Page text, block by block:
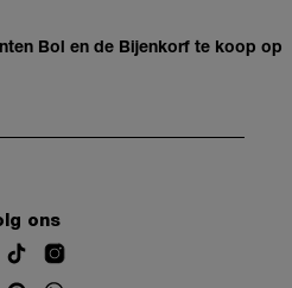
Bol en de Bijenkorf te koop op
ons